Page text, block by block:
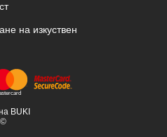
на изкуствен
BUKI
©